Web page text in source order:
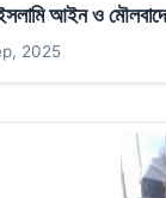
আইন ও মৌলবাদে
2025